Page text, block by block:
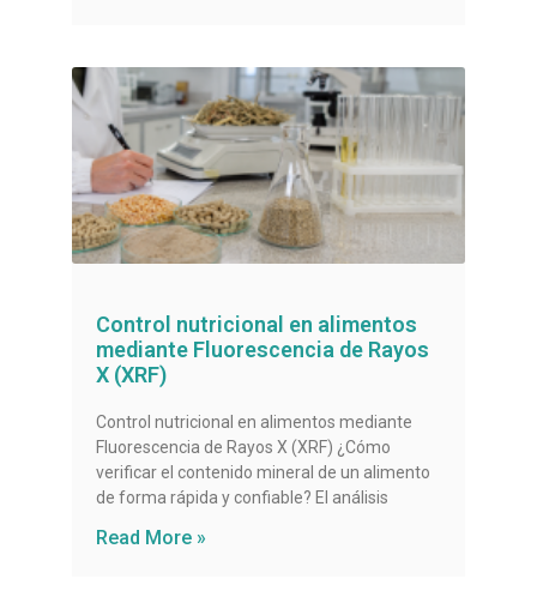
Control nutricional en alimentos
mediante Fluorescencia de Rayos
X (XRF)
Control nutricional en alimentos mediante
Fluorescencia de Rayos X (XRF) ¿Cómo
verificar el contenido mineral de un alimento
de forma rápida y confiable? El análisis
Read More »